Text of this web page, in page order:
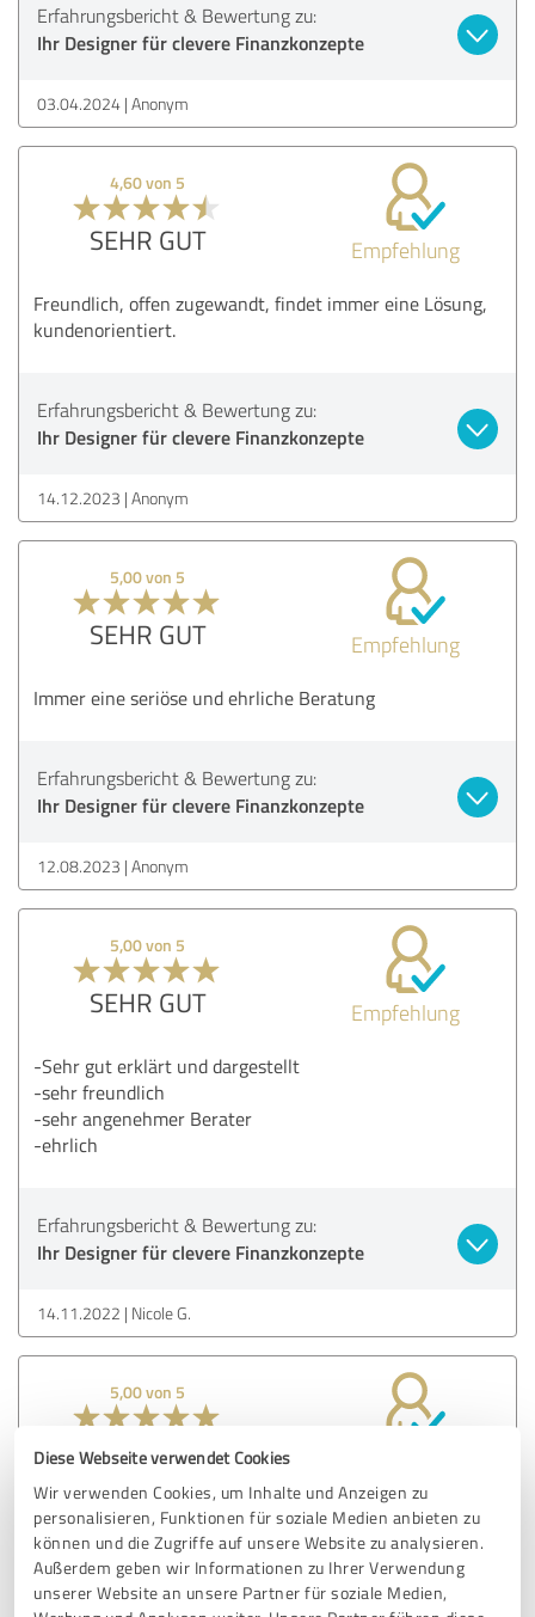
Diese Webseite verwendet Cookies
Wir verwenden Cookies, um Inhalte und Anzeigen zu
personalisieren, Funktionen für soziale Medien anbieten zu
können und die Zugriffe auf unsere Website zu analysieren.
Außerdem geben wir Informationen zu Ihrer Verwendung
unserer Website an unsere Partner für soziale Medien,
Erfahrungsbericht & Bewertung zu:
Ihr Designer für clevere Finanzkonzepte
03.04.2024 Anonym
4,60 von 5
SEHR GUT Empfehlung
Freundlich, offen zugewandt, findet immer eine Lösung,
kundenorientiert.
Erfahrungsbericht & Bewertung zu:
Ihr Designer für clevere Finanzkonzepte
14.12.2023 Anonym
5,00 von 5
SEHR GUT Empfehlung
Immer eine seriöse und ehrliche Beratung
Erfahrungsbericht & Bewertung zu:
Ihr Designer für clevere Finanzkonzepte
12.08.2023 Anonym
5,00 von 5
SEHR GUT Empfehlung
-Sehr gut erklärt und dargestellt
-sehr freundlich
-sehr angenehmer Berater
-ehrlich
Erfahrungsbericht & Bewertung zu:
Ihr Designer für clevere Finanzkonzepte
14.11.2022 Nicole G.
5,00 von 5
SEHR GUT
Zuverlässi…
Geht auf die Wünsche und idee‘en ein.
Kann ich nur weiter empfehlen.